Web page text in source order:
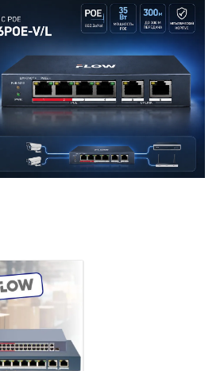
Устройство выполнено в
размерами 145×68.45×25.6
кг. Питание осуществляется
тока 48 В, 0.8 А (адаптер
Максимальная
составляет 30 Вт, в режиме
работает при
+40 °C и влажности 5-95% без
хранение при -40 до +85